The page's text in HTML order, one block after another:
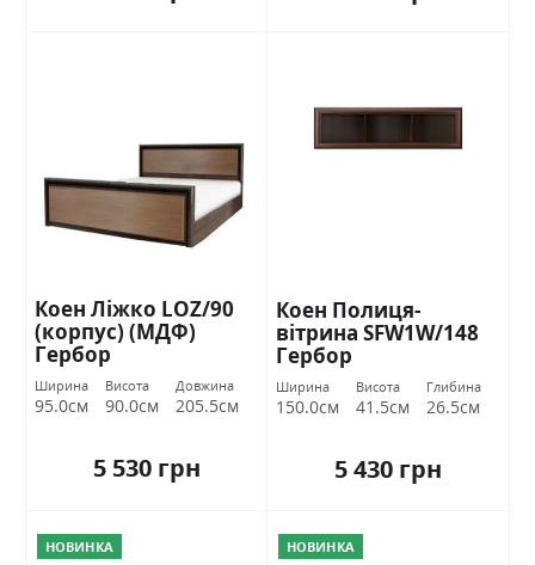
Коен Ліжко LOZ/90
(корпус) (МДФ)
Гербор
Ширина
95.0см
Висота
90.0см
Довжина
205.5см
5 530 грн
Коен Полиця-
вітрина SFW1W/148
Гербор
Ширина
150.0см
Висота
41.5см
Глибина
26.5см
5 430 грн
НОВИНКА НОВИНКА